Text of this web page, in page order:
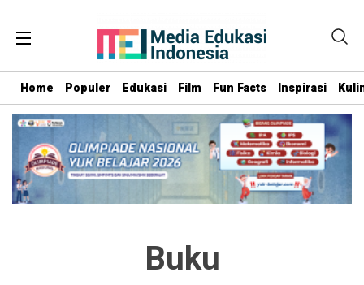
Home Populer Edukasi Film Fun Facts Inspirasi
Buku